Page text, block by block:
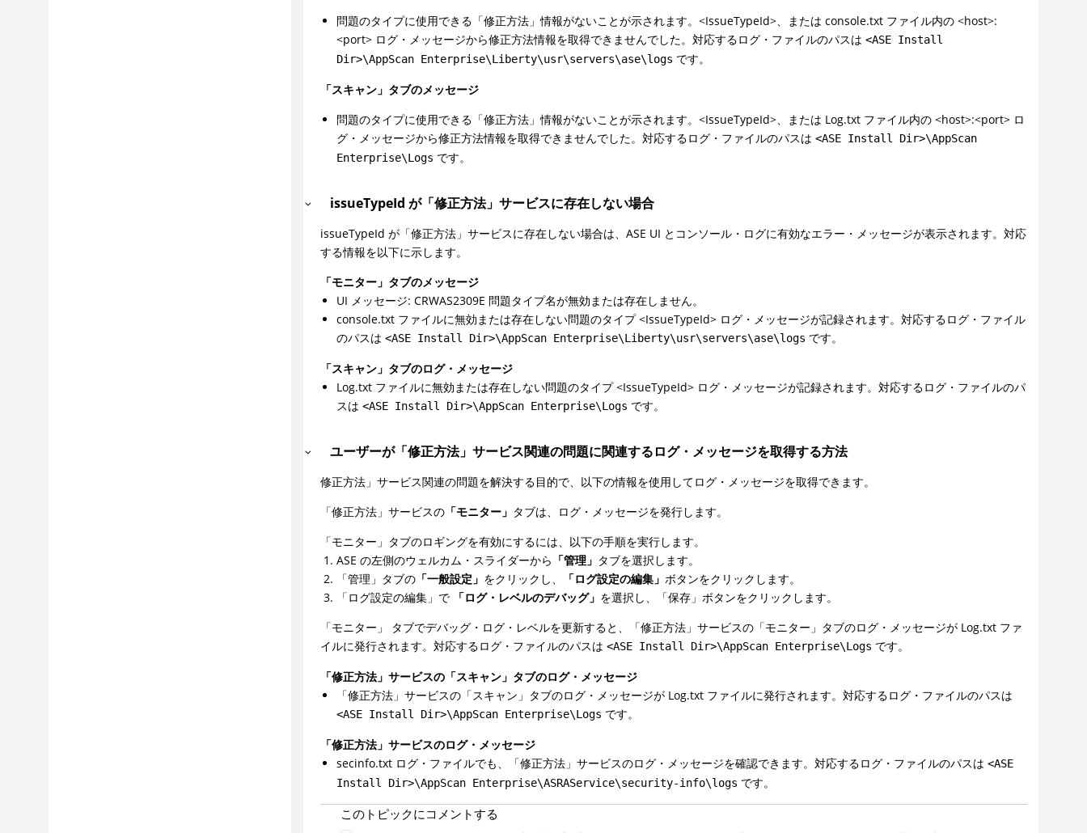
問題のタイプに使用できる「修正方法」情報がないことが示されます。<IssueTypeId>、または console.txt ファイル内の <host>:
<port> ログ・メッセージから修正方法情報を取得できませんでした。対応するログ・ファイルのパスは<ASE Install
Dir>\AppScan Enterprise\Liberty\usr\servers\ase\logs です。
「スキャン」タブのメッセージ
問題のタイプに使用できる「修正方法」情報がないことが示されます。<IssueTypeId>、または Log.txt ファイル内の <host>:<port> ロ
グ・メッセージから修正方法情報を取得できませんでした。対応するログ・ファイルのパスは<ASE Install Dir>\AppScan
Enterprise\Logs です。
issueTypeId が「修正方法」サービスに存在しない場合
issueTypeId が「修正方法」サービスに存在しない場合は、ASE UI とコンソール・ログに有効なエラー・メッセージが表示されます。対応
する情報を以下に示します。
「モニター」タブのメッセージ
UI メッセージ: CRWAS2309E 問題タイプ名が無効または存在しません。
console.txt ファイルに無効または存在しない問題のタイプ <IssueTypeId> ログ・メッセージが記録されます。対応するログ・ファイル
のパスは<ASE Install Dir>\AppScan Enterprise\Liberty\usr\servers\ase\logs です。
「スキャン」タブのログ・メッセージ
Log.txt ファイルに無効または存在しない問題のタイプ <IssueTypeId> ログ・メッセージが記録されます。対応するログ・ファイルのパ
スは<ASE Install Dir>\AppScan Enterprise\Logs です。
ユーザーが「修正方法」サービス関連の問題に関連するログ・メッセージを取得する方法
修正方法」サービス関連の問題を解決する目的で、以下の情報を使用してログ・メッセージを取得できます。
「修正方法」サービスの 「モニター」 タブは、ログ・メッセージを発行します。
「モニター」タブのロギングを有効にするには、以下の手順を実行します。
ASE の左側のウェルカム・スライダーから 「管理」 タブを選択します。
「管理」タブの 「一般設定」 をクリックし、 「ログ設定の編集」ボタンをクリックします。
「ログ設定の編集」で
「ログ・レベルのデバッグ」 を選択し、「保存」ボタンをクリックします。
「モニター」 タブでデバッグ・ログ・レベルを更新すると、「修正方法」サービスの「モニター」タブのログ・メッセージが Log.txt ファ
イルに発行されます。対応するログ・ファイルのパスは<ASE Install Dir>\AppScan Enterprise\Logs です。
「修正方法」サービスの「スキャン」タブのログ・メッセージ
「修正方法」サービスの「スキャン」タブのログ・メッセージが Log.txt ファイルに発行されます。対応するログ・ファイルのパスは
<ASE Install Dir>\AppScan Enterprise\Logs です。
「修正方法」サービスのログ・メッセージ
secinfo.txt ログ・ファイルでも、「修正方法」サービスのログ・メッセージを確認できます。対応するログ・ファイルのパスは<ASE
Install Dir>\AppScan Enterprise\ASRAService\security-info\logs です。
このトピックにコメントする